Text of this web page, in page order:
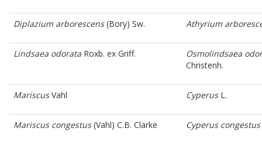
Diplazium arborescens(Bory) Sw. Athyrium
Lindsaea odorata Roxb. ex Griff.
Osmolindsaea
Christenh.
MariscusVahl CyperusL.
Mariscus congestus(Vahl) C.B. Clarke Cyperus congestus